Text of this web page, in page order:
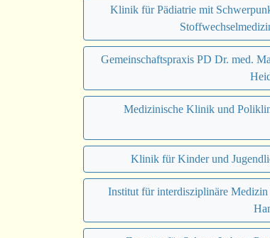
Klinik für Pädiatrie mit
Gemeinschaftspraxis PD Dr. med.
Medizinische Klinik und
Klinik für Kinder und
Institut für interdisziplinäre